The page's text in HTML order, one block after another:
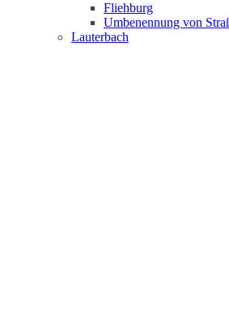
Fliehburg
Umbenennung von
Lauterbach